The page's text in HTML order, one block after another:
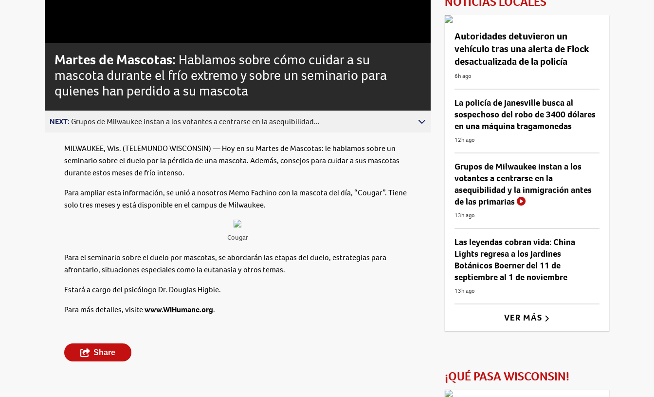
0%
Martes de Mascotas: Hablamos sobre cómo cuidar a su
mascota durante el frío extremo y sobre un seminario para
quienes han perdido a su mascota
NEXT: Grupos de Milwaukee instan a los votantes a centrarse en la asequibilidad...
MILWAUKEE, Wis. (TELEMUNDO WISCONSIN) — Hoy en su Martes de Mascotas: le hablamos sobre un
seminario sobre el duelo por la pérdida de una mascota. Además, consejos para cuidar a sus mascotas
durante estos meses de frío intenso.
Para ampliar esta información, se unió a nosotros Memo Fachino con la mascota del día, “Cougar”. Tiene
solo tres meses y está disponible en el campus de Milwaukee.
Cougar
Para elseminario sobre el duelo por mascotas, se abordarán las etapas del duelo, estrategias para
afrontarlo, situaciones especiales como la eutanasia y otros temas.
Estará a cargo del psicólogo Dr. Douglas Higbie.
Para más detalles, visitewww.WIHumane.org.
Share
Autoridades detuvieron un
vehículo tras una alerta de Flock
desactualizada de la policía
6h ago
La policía de Janesville busca al
sospechoso del robo de 3400 dólares
en una máquina tragamonedas
12h ago
Grupos de Milwaukee instan a los
votantes a centrarse en la
asequibilidad y la inmigración antes
de las primarias
13h ago
Las leyendas cobran vida: China
Lights regresa a los Jardines
Botánicos Boerner del 11 de
septiembre al 1 de noviembre
13h ago
VER MÁS
¡QUÉ PASA WISCONSIN!